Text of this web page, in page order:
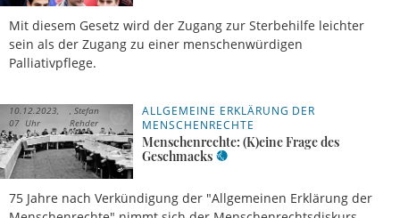
Mit diesem Gesetz wird der Zugang zur Sterbehilfe leichter
sein als der Zugang zu einer menschenwürdigen
Palliativpflege.
ALLGEMEINE ERKLÄRUNG DER
MENSCHENRECHTE
Menschenrechte: (K)eine Frage des
Geschmacks
75 Jahre nach Verkündigung der "Allgemeinen Erklärung der
10.12.2023,
07 Uhr
Stefan
Rehder